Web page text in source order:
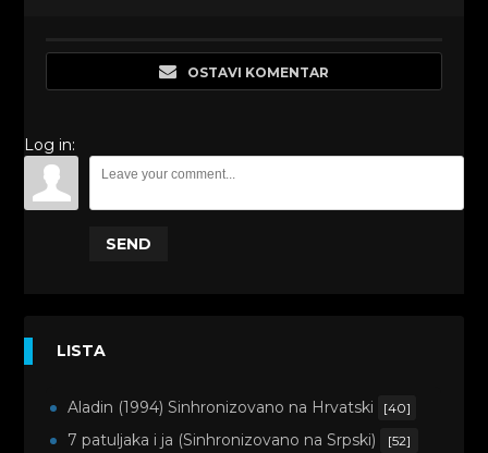
OSTAVI KOMENTAR
Log in:
SEND
LISTA
Aladin (1994) Sinhronizovano na Hrvatski [40]
7 patuljaka i ja (Sinhronizovano na Srpski) [52]